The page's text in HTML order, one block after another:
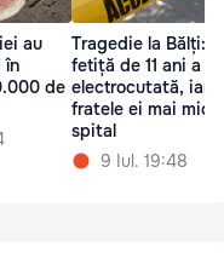
au
în
de
Tragedie la Bălți: O
fetiță de 11 ani a
electrocutată, iar
fratele ei mai mic
spital
9 Iul. 19:48